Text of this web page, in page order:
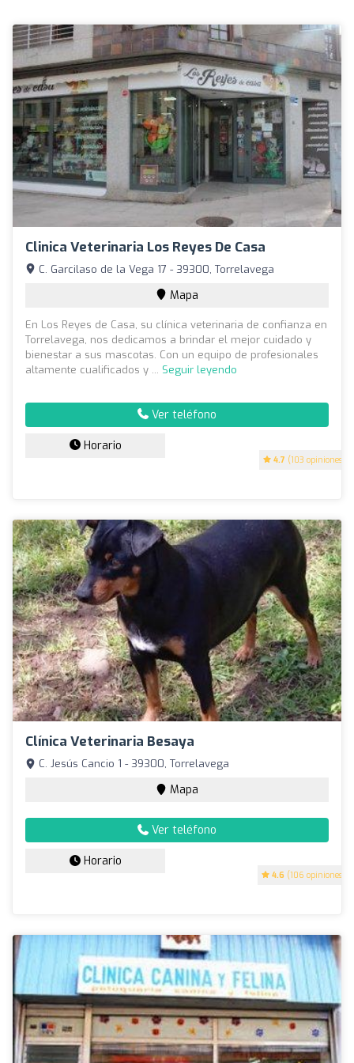
Clinica Veterinaria Los Reyes De Casa
4.7 (103 opiniones)
C. Garcilaso de la Vega 17 - 39300, Torrelavega
Mapa
En Los Reyes de Casa, su clínica veterinaria de confianza en
Torrelavega, nos dedicamos a brindar el mejor cuidado y
bienestar a sus mascotas. Con un equipo de profesionales
altamente cualificados y ... Seguir leyendo
Ver teléfono
Horario
Clínica Veterinaria Besaya
4.6 (106 opiniones)
C. Jesús Cancio 1 - 39300, Torrelavega
Mapa
Ver teléfono
Horario